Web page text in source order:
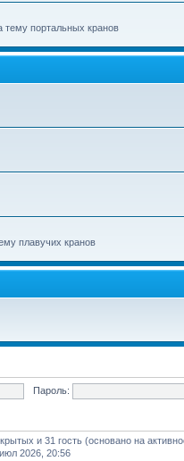
тему портальных кранов
плавучих кранов
Пароль:
и 31 гость (основано на
2026, 20:56